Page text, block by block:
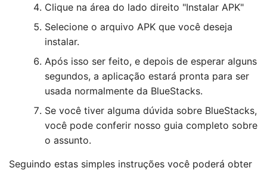
Clique na área do lado direito "Instalar APK"
Selecione o arquivo APK que você deseja
instalar.
Após isso ser feito, e depois de esperar alguns
segundos, a aplicação estará pronta para ser
usada normalmente da BlueStacks.
Se você tiver alguma dúvida sobre BlueStacks,
você pode conferir nosso guia completo sobre
o assunto.
Seguindo estas simples instruções você poderá obter